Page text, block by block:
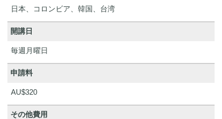
日本、コロンビア、韓国、台湾
開講日
毎週月曜日
申請料
AU$320
その他費用